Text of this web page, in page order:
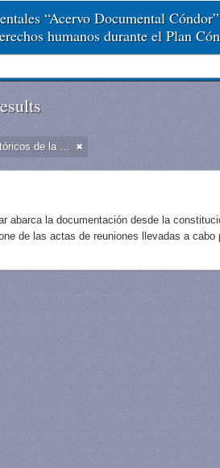
“Acervo Documental Cóndor”
humanos durante el Plan
Dirección de Estudios Históricos de la Fuerza Aérea
abarca la documentación desde la
de las actas de reuniones llevadas a